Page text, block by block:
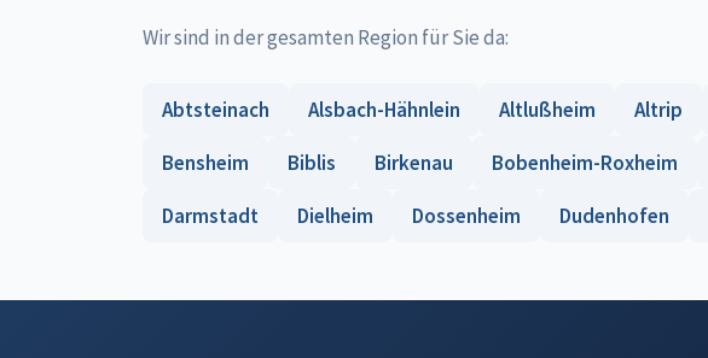
Wir sind in der gesamten Region für Sie da:
Abtsteinach Alsbach-Hähnlein Altlußheim Altrip
Bensheim
Biblis Birkenau Bobenheim-Roxheim
Darmstadt
Dielheim Dossenheim Dudenhofen